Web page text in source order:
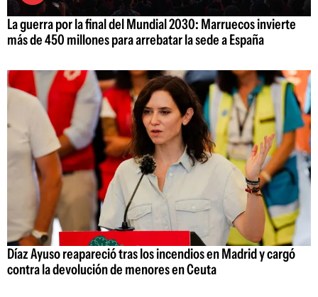
La guerra por la final del Mundial 2030: Marruecos invierte
más de 450 millones para arrebatar la sede a España
Díaz Ayuso reapareció tras los incendios en Madrid y cargó
contra la devolución de menores en Ceuta